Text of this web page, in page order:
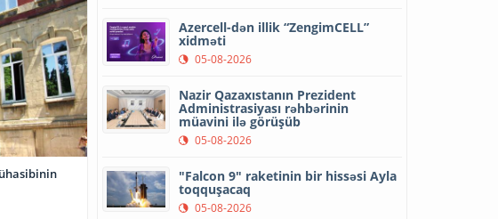
Azercell-dən illik “ZengimCELL”
xidməti
05-08-2026
Nazir Qazaxıstanın Prezident
Administrasiyası rəhbərinin
müavini ilə görüşüb
05-08-2026
"Falcon 9" raketinin bir hissəsi Ayla
toqquşacaq
05-08-2026